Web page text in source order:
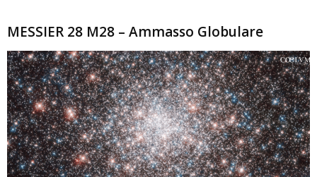
MESSIER 28 M28 – Ammasso Globulare